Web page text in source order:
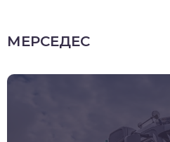
МЕРСЕДЕС